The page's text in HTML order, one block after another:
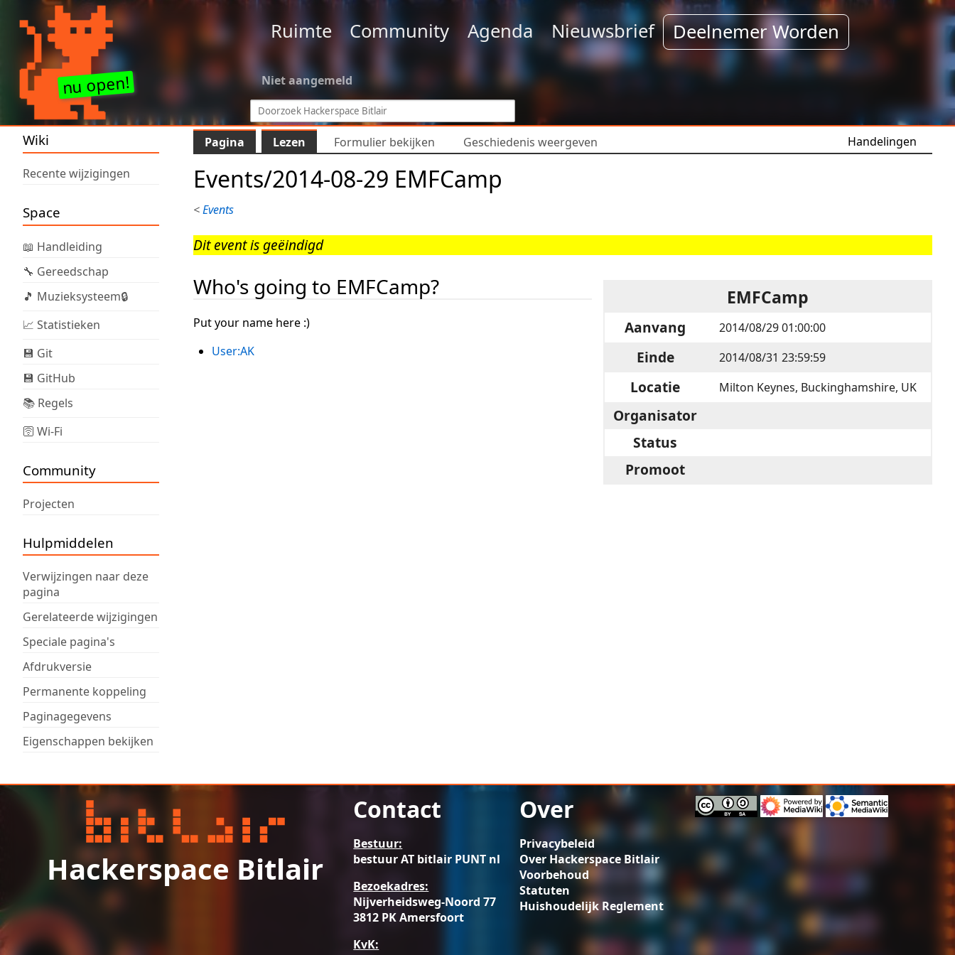
Ruimte Community Agenda Nieuwsbrief Deelnemer Worden
Niet aangemeld
Wiki
Recente wijzigingen
Space
📖 Handleiding
🔧 Gereedschap
🎵 Muzieksysteem🔒
📈 Statistieken
💾 Git
💾 GitHub
📚 Regels
🛜 Wi-Fi
Community
Projecten
Hulpmiddelen
Verwijzingen naar deze
pagina
Gerelateerde wijzigingen
Speciale pagina's
Afdrukversie
Permanente koppeling
Paginagegevens
Eigenschappen bekijken
Pagina Lezen Formulier bekijken Geschiedenis weergeven Handelingen
Events/2014-08-29 EMFCamp
<Events
Dit event is geëindigd
EMFCamp
Aanvang 2014/08/29 01:00:00
Einde 2014/08/31 23:59:59
Locatie Milton Keynes, Buckinghamshire, UK
Organisator
Status
Promoot
Who's going to EMFCamp?
Put your name here :)
User:AK
Hackerspace Bitlair
Contact
Bestuur:
bestuur AT bitlair PUNT nl
Bezoekadres:
Nijverheidsweg-Noord 77
3812 PK Amersfoort
KvK:
Over
Privacybeleid
Over Hackerspace Bitlair
Voorbehoud
Statuten
Huishoudelijk Reglement